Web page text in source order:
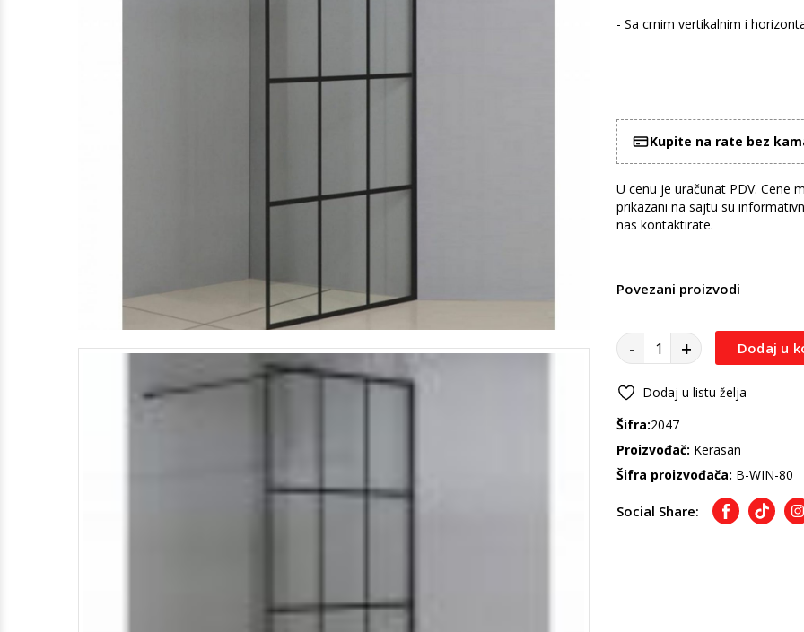
- Sa crnim vertikalnim i
Kupite na rate bez
U cenu je uračunat PDV. Cene
prikazani na sajtu su
nas kontaktirate.
Povezani proizvodi
- + Dodaj u
Dodaj u listu želja
Šifra:2047
Proizvođač: Kerasan
Šifra proizvođača: B-WIN-80
Social Share: FacebookTikTok